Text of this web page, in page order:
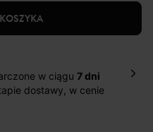
w ciągu 7 dni
dostawy, w cenie